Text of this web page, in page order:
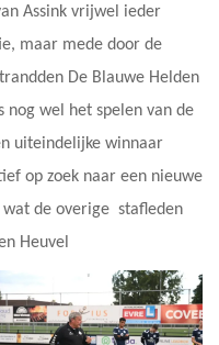
Assink vrijwel ieder
maar mede door de
De Blauwe Helden
nog wel het spelen van de
uiteindelijke winnaar
op zoek naar een nieuwe
wat de overige stafleden
Heuvel